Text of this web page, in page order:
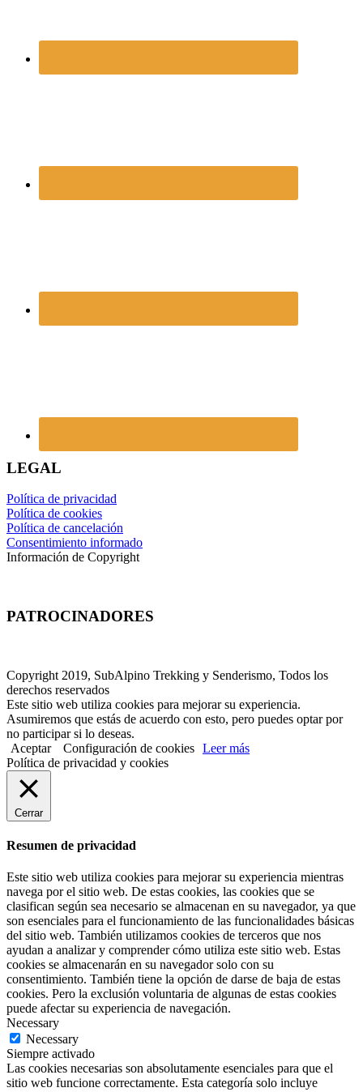
LEGAL
Política de privacidad
Política de cookies
Política de cancelación
Consentimiento informado
Información de Copyright
PATROCINADORES
Copyright 2019, SubAlpino Trekking y Senderismo, Todos los
derechos reservados
Este sitio web utiliza cookies para mejorar su experiencia.
Asumiremos que estás de acuerdo con esto, pero puedes optar por
no participar si lo deseas.
Aceptar
Configuración de cookies Leer más
Política de privacidad y cookies
Cerrar
Resumen de privacidad
Este sitio web utiliza cookies para mejorar su experiencia mientras
navega por el sitio web. De estas cookies, las cookies que se
clasifican según sea necesario se almacenan en su navegador, ya que
son esenciales para el funcionamiento de las funcionalidades básicas
del sitio web. También utilizamos cookies de terceros que nos
ayudan a analizar y comprender cómo utiliza este sitio web. Estas
cookies se almacenarán en su navegador solo con su
consentimiento. También tiene la opción de darse de baja de estas
cookies. Pero la exclusión voluntaria de algunas de estas cookies
puede afectar su experiencia de navegación.
Necessary
Necessary
Siempre activado
Las cookies necesarias son absolutamente esenciales para que el
sitio web funcione correctamente. Esta categoría solo incluye